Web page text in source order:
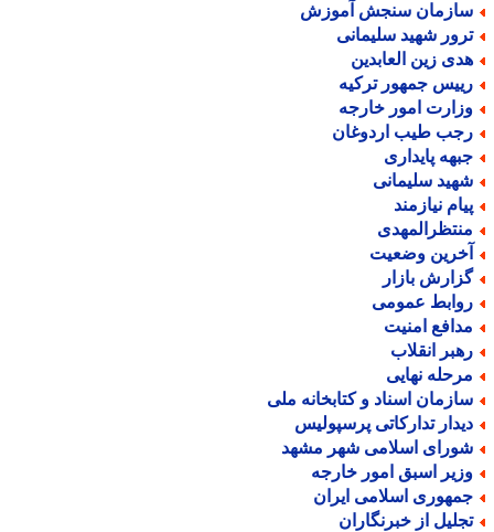
سنجش آموزش
شهید سلیمانی
زین العابدین
جمهور ترکیه
امور خارجه
طیب اردوغان
پایداری
سلیمانی
نیازمند
وضعیت
بازار
عمومی
امنیت
انقلاب
نهایی
اسناد و کتابخانه ملی
تدارکاتی پرسپولیس
اسلامی شهر مشهد
اسبق امور خارجه
اسلامی ایران
از خبرنگاران